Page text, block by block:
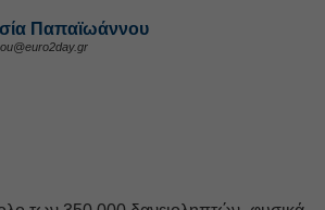
Παπαϊωάννου